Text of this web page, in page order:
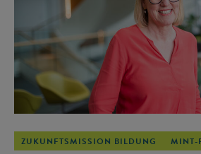
ZUKUNFTSMISSION BILDUNG MINT-